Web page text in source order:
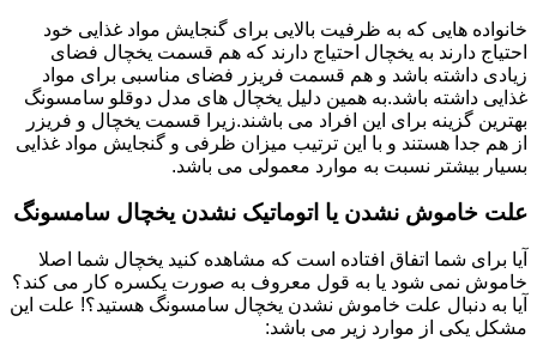
خانواده هایی که به ظرفیت بالایی برای گنجایش مواد غذایی خود
احتیاج دارند به یخچال احتیاج دارند که هم قسمت یخچال فضای
زیادی داشته باشد و هم قسمت فریزر فضای مناسبی برای مواد
غذایی داشته باشد.به همین دلیل یخچال های مدل دوقلو سامسونگ
بهترین گزینه برای این افراد می باشند.زیرا قسمت یخچال و فریزر
از هم جدا هستند و با این ترتیب میزان ظرفی و گنجایش مواد غذایی
بسیار بیشتر نسبت به موارد معمولی می باشد.
علت خاموش نشدن یا اتوماتیک نشدن یخچال سامسونگ
آیا برای شما اتفاق افتاده است که مشاهده کنید یخچال شما اصلا
خاموش نمی شود یا به قول معروف به صورت یکسره کار می کند؟
آیا به دنبال علت خاموش نشدن یخچال سامسونگ هستید؟! علت این
مشکل یکی از موارد زیر می باشد: